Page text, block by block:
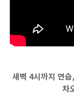
새벽 4시까지 연
차